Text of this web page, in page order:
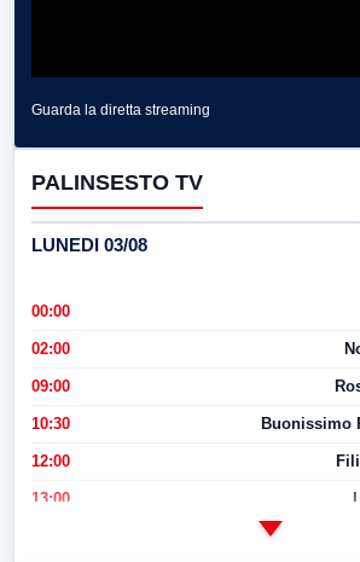
Guarda la diretta streaming
PALINSESTO TV
LUNEDI 03/08
00:00
02:00
09:00
10:30 Buonissimo
12:00
13:00